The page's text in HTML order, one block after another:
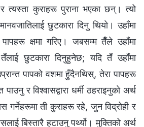
कुराहरू पुराना भएका छन्। त्यो
छुटकारा दिनु थियो। उहाँमा
क्षमा गरिए। जबसम्म तैँले उहाँमा
छुटकारा दिनुहुनेछ; यदि तँ उहाँमा
पापको वशमा हुँदैनथिस्, तेरा पापहरू
र विश्‍वासद्वारा धर्मी ठहराइनुको अर्थ
गर्नेहरूमा ती कुराहरू रहे, जुन विद्रोही र
बिस्तारै हटाउनु पर्थ्यो। मुक्तिको अर्थ